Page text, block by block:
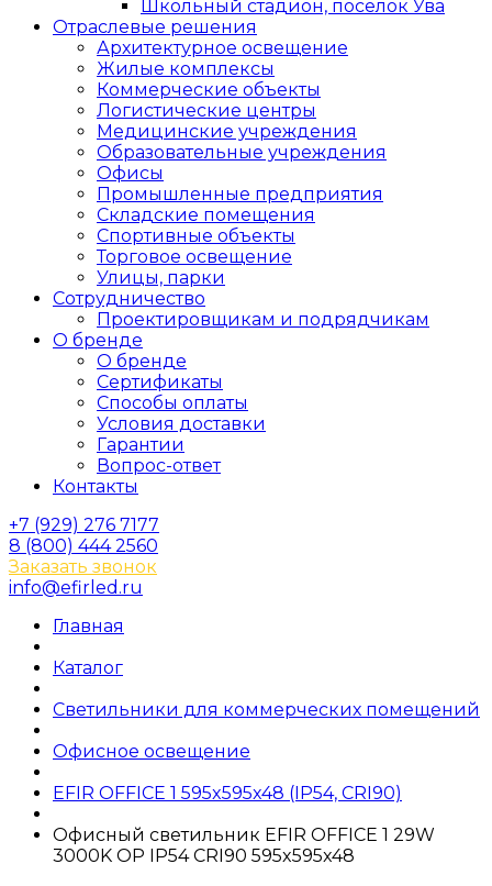
Школьный стадион, поселок Ува
Отраслевые решения
Архитектурное освещение
Жилые комплексы
Коммерческие объекты
Логистические центры
Медицинские учреждения
Образовательные учреждения
Офисы
Промышленные предприятия
Складские помещения
Спортивные объекты
Торговое освещение
Улицы, парки
Сотрудничество
Проектировщикам и подрядчикам
О бренде
О бренде
Сертификаты
Способы оплаты
Условия доставки
Гарантии
Вопрос-ответ
Контакты
+7 (929) 276 7177
8 (800) 444 2560
Заказать звонок
info@efirled.ru
Главная
Каталог
Светильники для коммерческих помещений
Офисное освещение
EFIR OFFICE 1 595x595x48 (IP54, CRI90)
Офисный светильник EFIR OFFICE 1 29W
3000K OP IP54 CRI90 595x595x48